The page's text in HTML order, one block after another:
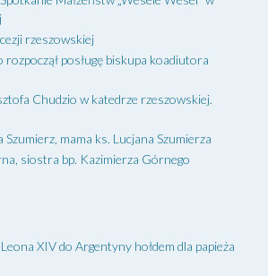
rzeszowskiej
posługę biskupa koadiutora
Chudzio w katedrze rzeszowskiej.
Szumierz, mama ks. Lucjana Szumierza
siostra bp. Kazimierza Górnego
XIV do Argentyny hołdem dla papieża